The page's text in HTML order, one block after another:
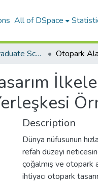
All of DSpace
The Journal of Graduate School of Natural and Applied Sciences of Mehmet Akif Ersoy University
Description
Dünya nüfusunun
refah düzeyi
çoğalmış ve otopark
ihtiyacı otopark